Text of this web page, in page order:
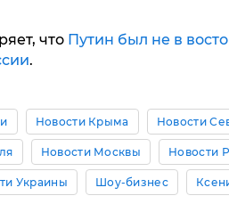
что Путин был не в
.
Новости Крыма Новости
Новости Москвы Новости
Украины Шоу-бизнес